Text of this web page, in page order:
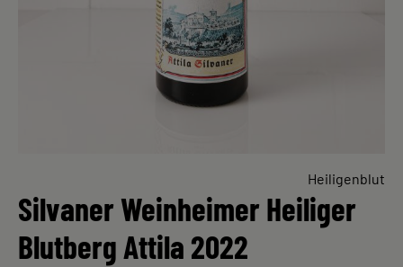
Heiligenblut
Silvaner Weinheimer Heiliger
Blutberg Attila 2022